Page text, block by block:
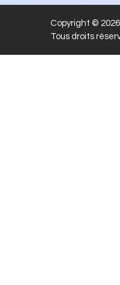
Copyright © 2026
Tous droits